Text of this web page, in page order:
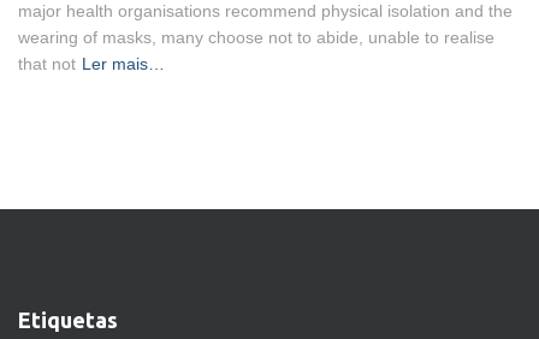
major health organisations recommend physical isolation and the
wearing of masks, many choose not to abide, unable to realise
that not Ler mais…
Etiquetas